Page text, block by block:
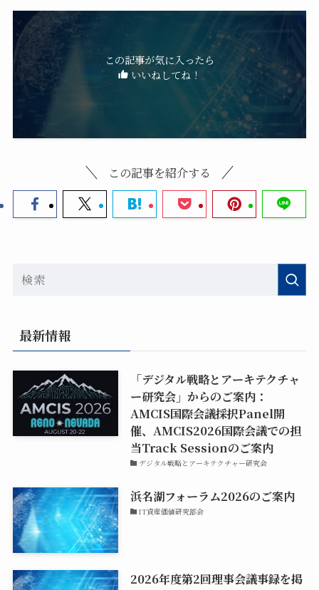
この記事が気に入ったら
いいねしてね！
この記事を紹介する
最新情報
「デジタル戦略とアーキテクチャ
ー研究会」からのご案内：
AMCIS国際会議採択Panel開
催、AMCIS2026国際会議での担
当Track Sessionのご案内
デジタル戦略とアーキテクチャー研究会
浜名湖フォーラム2026のご案内
IT資産価値研究部会
2026年度第2回理事会議事録を掲